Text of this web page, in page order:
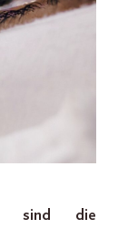
sind die